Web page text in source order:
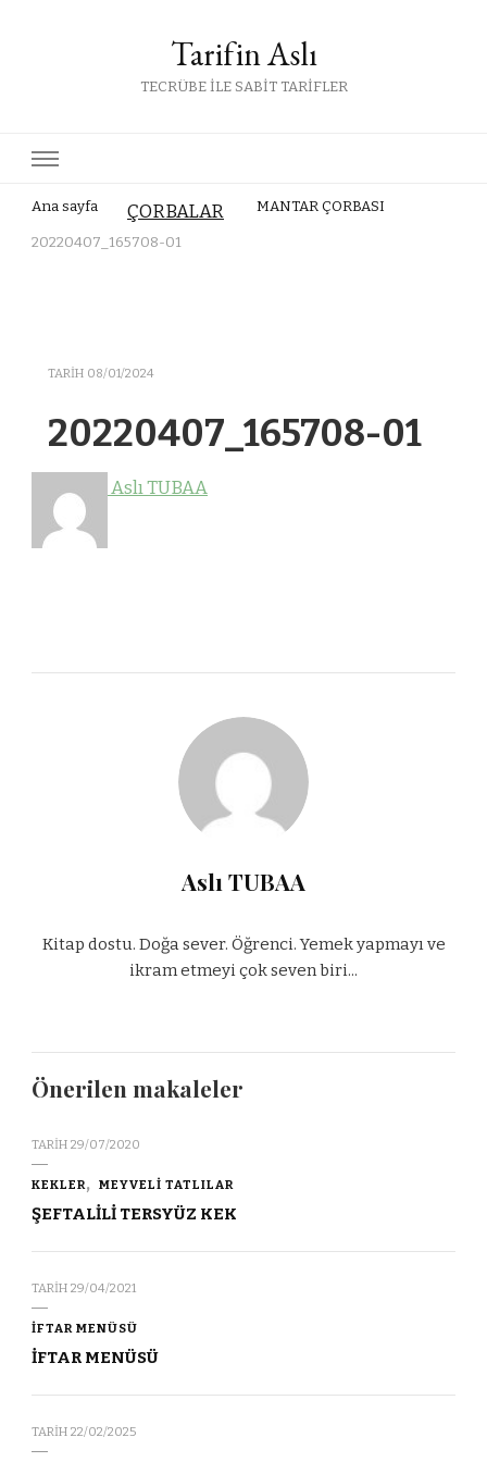
Tarifin Aslı
TECRÜBE İLE SABİT TARİFLER
Ana sayfa ÇORBALAR MANTAR ÇORBASI
20220407_165708-01
TARIH 08/01/2024
20220407_165708-01
Aslı TUBAA
Aslı TUBAA
Kitap dostu. Doğa sever. Öğrenci. Yemek yapmayı ve
ikram etmeyi çok seven biri...
Önerilen makaleler
TARIH 29/07/2020
KEKLER MEYVELİ TATLILAR
ŞEFTALİLİ TERSYÜZ KEK
TARIH 29/04/2021
İFTAR MENÜSÜ
İFTAR MENÜSÜ
TARIH 22/02/2025